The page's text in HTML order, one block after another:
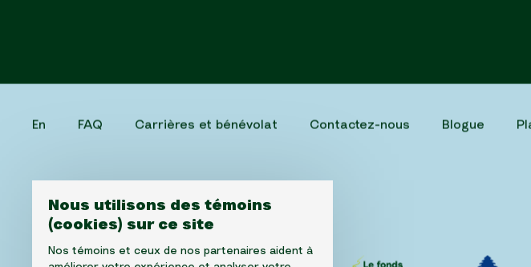
Nous utilisons des témoins
(cookies) sur ce site
Nos témoins et ceux de nos partenaires aident à
En FAQ Carrières et bénévolat Contactez-nous Blogue